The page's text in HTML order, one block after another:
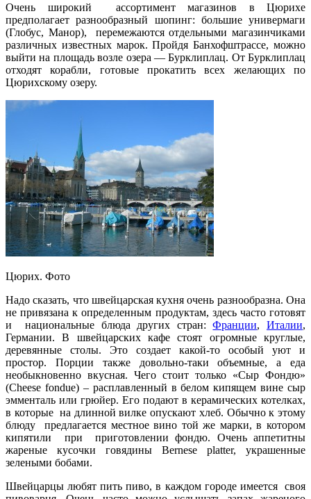
Очень широкий ассортимент магазинов в Цюрихе
предполагает разнообразный шопинг: большие универмаги
(Глобус, Манор), перемежаются отдельными магазинчиками
различных известных марок. Пройдя Банхофштрассе, можно
выйти на площадь возле озера — Бурклиплац. От Бурклиплац
отходят корабли, готовые прокатить всех желающих по
Цюрихскому озеру.
Цюрих. Фото
Надо сказать, что швейцарская кухня очень разнообразна. Она
не привязана к определенным продуктам, здесь часто готовят
и национальные блюда других стран:Франции,Италии,
Германии. В швейцарских кафе стоят огромные круглые,
деревянные столы. Это создает какой-то особый уют и
простор. Порции также довольно-таки объемные, а еда
необыкновенно вкусная. Чего стоит только «Сыр Фондю»
(Cheese fondue) – расплавленный в белом кипящем вине сыр
эмменталь или грюйер. Его подают в керамических котелках,
в которые на длинной вилке опускают хлеб. Обычно к этому
блюду предлагается местное вино той же марки, в котором
кипятили при приготовлении фондю. Очень аппетитны
жареные кусочки говядины Bernese platter, украшенные
зелеными бобами.
Швейцарцы любят пить пиво, в каждом городе имеется своя